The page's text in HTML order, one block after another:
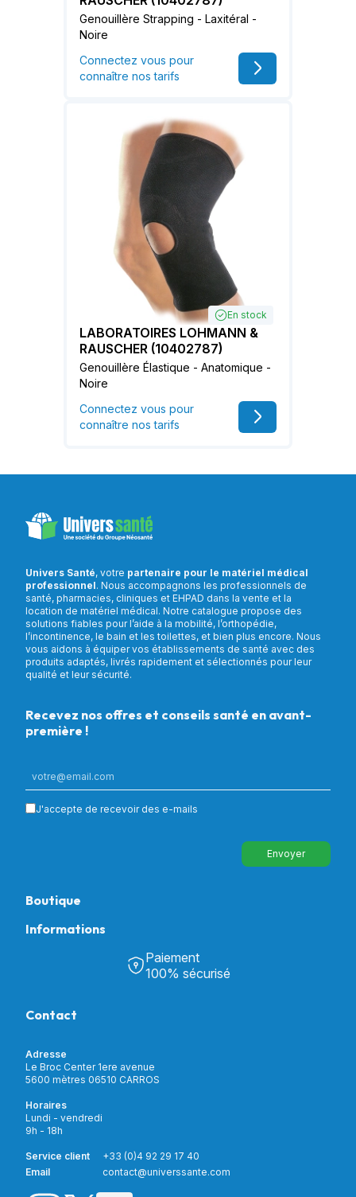
Genouillère Strapping - Laxitéral -
Noire
Connectez vous pour
connaître nos tarifs
En stock
LABORATOIRES LOHMANN &
RAUSCHER (10402787)
Genouillère Élastique - Anatomique -
Noire
Connectez vous pour
connaître nos tarifs
Univers Santé, votre partenaire pour le matériel médical
professionnel. Nous accompagnons les professionnels de
santé, pharmacies, cliniques et EHPAD dans la vente et la
location de matériel médical. Notre catalogue propose des
solutions fiables pour l’aide à la mobilité, l’orthopédie,
l’incontinence, le bain et les toilettes, et bien plus encore. Nous
vous aidons à équiper vos établissements de santé avec des
produits adaptés, livrés rapidement et sélectionnés pour leur
qualité et leur sécurité.
Recevez nos offres et conseils santé en avant-
première !
J'accepte de recevoir des e-mails
Envoyer
Boutique
Puériculture
Incontinence
Soins & Diagnostic
Aide à la mobilité
Matériel de location
Nouveautés
Promotions
Prix barrés
Informations
Découvrir Univers Santé
Notre catalogue
Mon compte
Livraison et paiement
Paiement
100% sécurisé
Contact
Adresse
Le Broc Center 1ere avenue
5600 mètres 06510 CARROS
Horaires
Lundi - vendredi
9h - 18h
Service client
+33 (0)4 92 29 17 40
Email
contact@universsante.com